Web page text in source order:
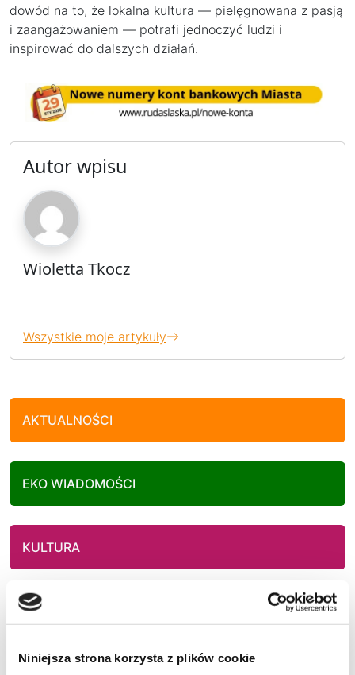
Niniejsza strona korzysta z plików cookie
dowód na to, że lokalna kultura — pielęgnowana z pasją
i zaangażowaniem — potrafi jednoczyć ludzi i
inspirować do dalszych działań.
Autor wpisu
Wioletta Tkocz
Wszystkie moje artykuły
AKTUALNOŚCI
EKO WIADOMOŚCI
KULTURA
SPORT